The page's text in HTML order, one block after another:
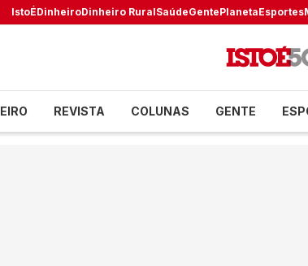
IstoÉDinheiroDinheiro RuralSaúdeGentePlanetaEsportes
REVISTA COLUNAS GENTE